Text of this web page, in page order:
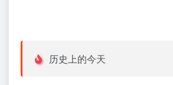
历史上的今天